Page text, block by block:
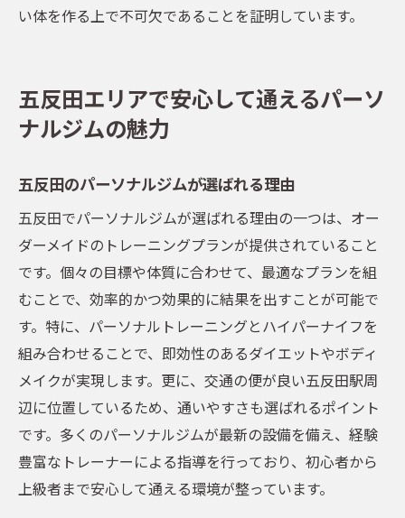
い体を作る上で不可欠であることを証明しています。
五反田エリアで安心して通えるパーソ
ナルジムの魅力
五反田のパーソナルジムが選ばれる理由
五反田でパーソナルジムが選ばれる理由の一つは、オー
ダーメイドのトレーニングプランが提供されていること
です。個々の目標や体質に合わせて、最適なプランを組
むことで、効率的かつ効果的に結果を出すことが可能で
す。特に、パーソナルトレーニングとハイパーナイフを
組み合わせることで、即効性のあるダイエットやボディ
メイクが実現します。更に、交通の便が良い五反田駅周
辺に位置しているため、通いやすさも選ばれるポイント
です。多くのパーソナルジムが最新の設備を備え、経験
豊富なトレーナーによる指導を行っており、初心者から
上級者まで安心して通える環境が整っています。